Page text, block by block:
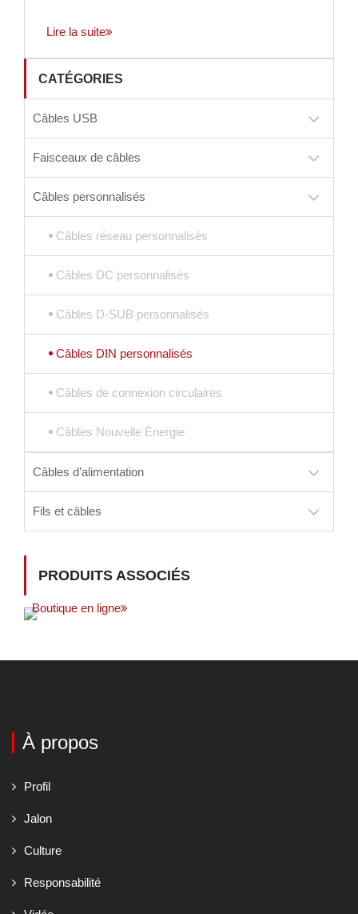
Lire la suite
CATÉGORIES
Câbles USB
Faisceaux de câbles
Câbles personnalisés
Câbles réseau personnalisés
Câbles DC personnalisés
Câbles D-SUB personnalisés
Câbles DIN personnalisés
Câbles de connexion circulaires
Câbles Nouvelle Énergie
Câbles d’alimentation
Fils et câbles
PRODUITS ASSOCIÉS
Boutique en ligne
À propos
Profil
Jalon
Culture
Responsabilité